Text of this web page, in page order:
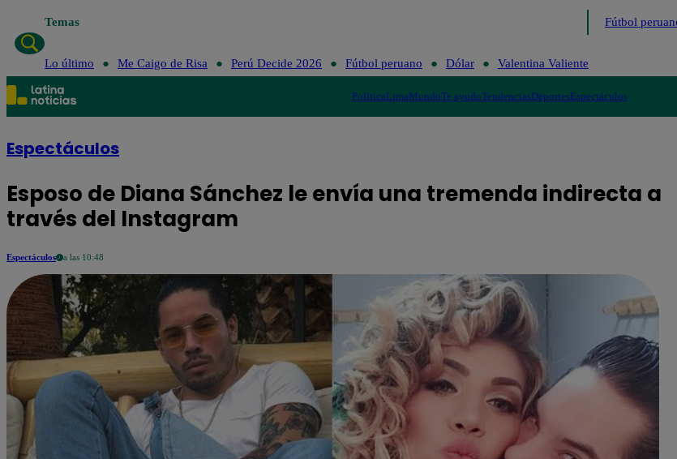
Temas Fútbol peruano
Lo último Me Caigo de Risa Perú Decide 2026 Fútbol peruano Dólar Valentina Valiente
PolíticaLimaMundoTe ayudoTendenciasDeportesEspectáculos
Espectáculos
Esposo de Diana Sánchez le envía una tremenda indirecta a
través del Instagram
Espectáculos a las 10:48